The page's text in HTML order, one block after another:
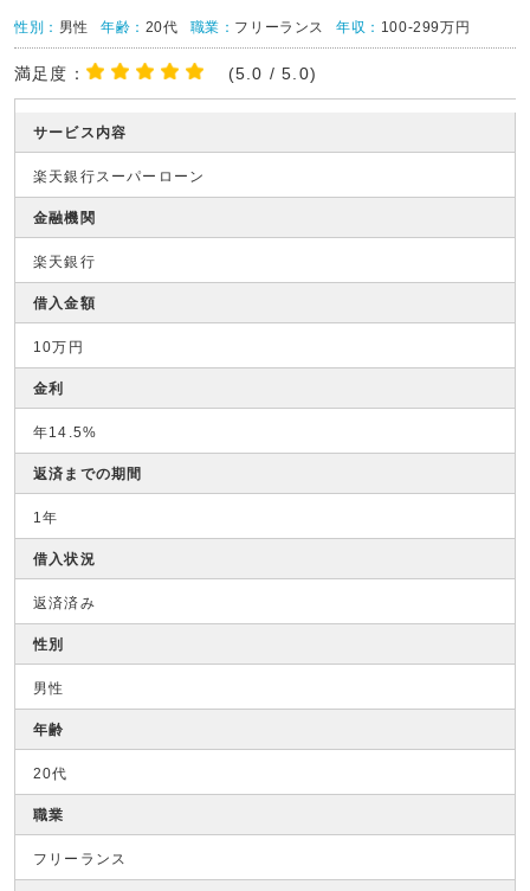
性別： 男性 年齢： 20代 職業： フリーランス 年収： 100-299万円
満足度： (5.0 / 5.0)
サービス内容
楽天銀行スーパーローン
金融機関
楽天銀行
借入金額
10万円
金利
年14.5%
返済までの期間
1年
借入状況
返済済み
性別
男性
年齢
20代
職業
フリーランス